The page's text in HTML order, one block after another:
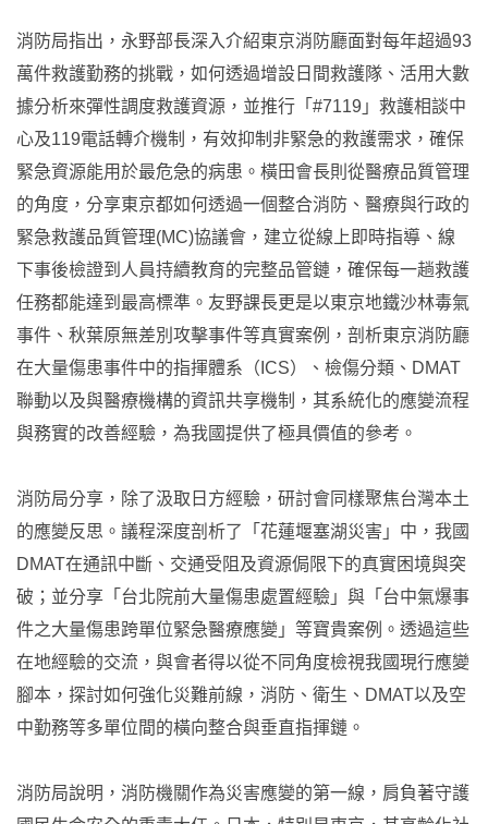
消防局指出，永野部長深入介紹東京消防廳面對每年超過93
萬件救護勤務的挑戰，如何透過增設日間救護隊、活用大數
據分析來彈性調度救護資源，並推行「#7119」救護相談中
心及119電話轉介機制，有效抑制非緊急的救護需求，確保
緊急資源能用於最危急的病患。橫田會長則從醫療品質管理
的角度，分享東京都如何透過一個整合消防、醫療與行政的
緊急救護品質管理(MC)協議會，建立從線上即時指導、線
下事後檢證到人員持續教育的完整品管鏈，確保每一趟救護
任務都能達到最高標準。友野課長更是以東京地鐵沙林毒氣
事件、秋葉原無差別攻擊事件等真實案例，剖析東京消防廳
在大量傷患事件中的指揮體系（ICS）、檢傷分類、DMAT
聯動以及與醫療機構的資訊共享機制，其系統化的應變流程
與務實的改善經驗，為我國提供了極具價值的參考。
消防局分享，除了汲取日方經驗，研討會同樣聚焦台灣本土
的應變反思。議程深度剖析了「花蓮堰塞湖災害」中，我國
DMAT在通訊中斷、交通受阻及資源侷限下的真實困境與突
破；並分享「台北院前大量傷患處置經驗」與「台中氣爆事
件之大量傷患跨單位緊急醫療應變」等寶貴案例。透過這些
在地經驗的交流，與會者得以從不同角度檢視我國現行應變
腳本，探討如何強化災難前線，消防、衛生、DMAT以及空
中勤務等多單位間的橫向整合與垂直指揮鏈。
消防局說明，消防機關作為災害應變的第一線，肩負著守護